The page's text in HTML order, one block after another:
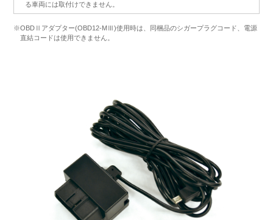
る車両には取付けできません。
※OBDⅡアダプター(OBD12-MⅢ)使用時は、同梱品のシガープラグコード、電源
直結コードは使用できません。